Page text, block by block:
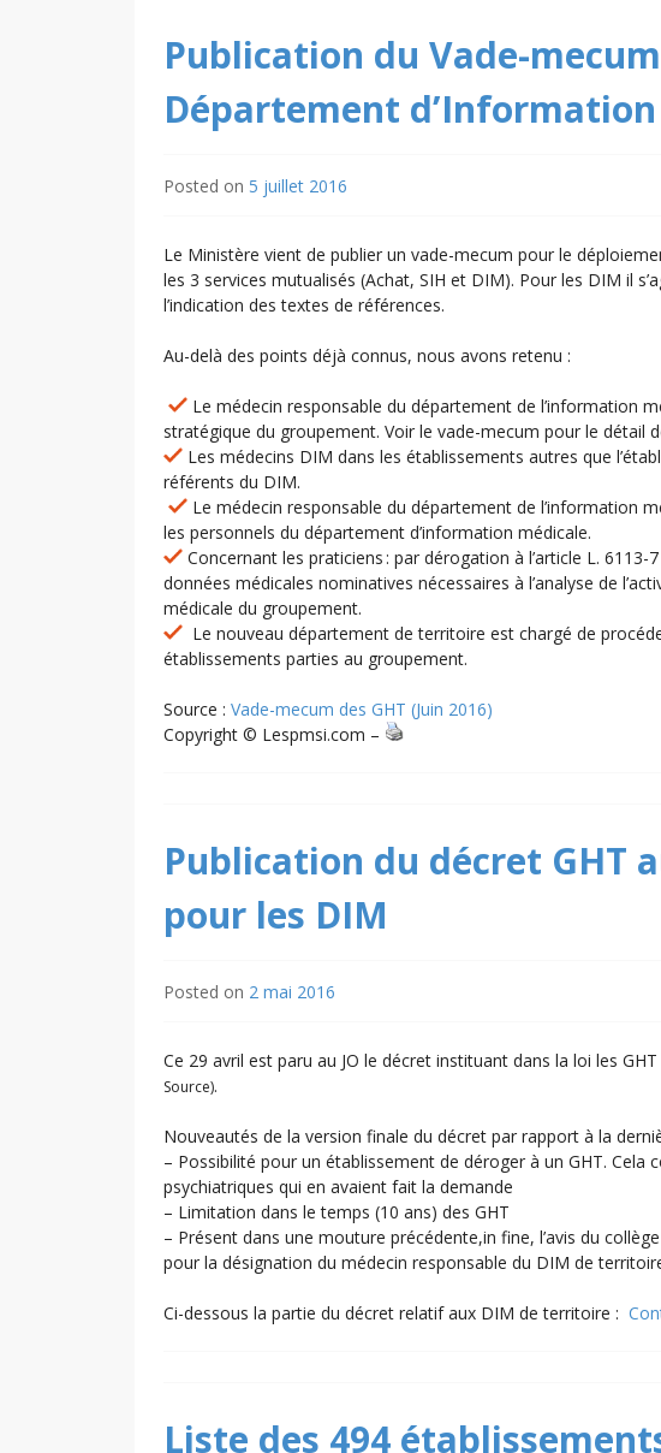
Publication du Vade-
Département
Posted on 5 juillet 2016
Le Ministère vient de publier un vade-mecum pour le
les 3 services mutualisés (Achat, SIH et DIM). Pour les DIM il
l’indication des textes de références.
Au-delà des points déjà connus, nous avons retenu :
Le médecin responsable du département de l’information
stratégique du groupement. Voir le vade-mecum pour le détail
Les médecins DIM dans les établissements autres que
référents du DIM.
Le médecin responsable du département de l’information
les personnels du département d’information médicale.
Concernant les praticiens : par dérogation à l’article L.
données médicales nominatives nécessaires à l’analyse de
médicale du groupement.
Le nouveau département de territoire est chargé de
établissements parties au groupement.
Source : Vade-mecum des GHT (Juin 2016)
Copyright © Lespmsi.com –
Publication du décret GHT
pour les DIM
Posted on 2 mai 2016
Ce 29 avril est paru au JO le décret instituant dans la loi les
Source).
Nouveautés de la version finale du décret par rapport à la
– Possibilité pour un établissement de déroger à un GHT. Cela
psychiatriques qui en avaient fait la demande
– Limitation dans le temps (10 ans) des GHT
– Présent dans une mouture précédente,in fine, l’avis du
pour la désignation du médecin responsable du DIM de
Ci-dessous la partie du décret relatif aux DIM de territoire :
Liste des 494